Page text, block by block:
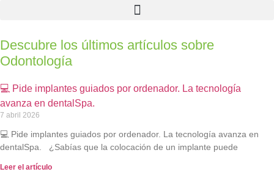
Descubre los últimos artículos sobre
Odontología
💻 Pide implantes guiados por ordenador. La tecnología
avanza en dentalSpa.
7 abril 2026
💻 Pide implantes guiados por ordenador. La tecnología avanza en
dentalSpa. ¿Sabías que la colocación de un implante puede
Leer el artículo